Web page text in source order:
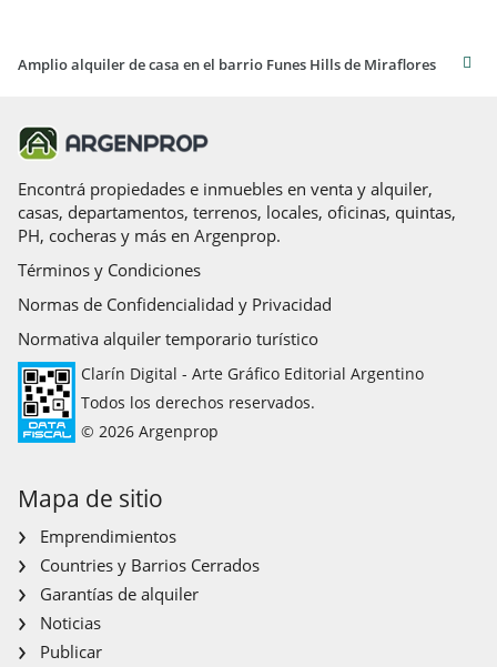
documentación correspondiente, no constituyendo oferta ni
pueden sufrir modificaciones. Las imágenes son de carácter
sido optimizadas o mejoradas digitalmente mediante
inteligencia artificial con fines exclusivamente visuales.
Amplio alquiler de casa en el barrio Funes Hills de Miraflores
Encontrá propiedades e inmuebles en venta y alquiler,
casas, departamentos, terrenos, locales, oficinas, quintas,
PH, cocheras y más en Argenprop.
Términos y Condiciones
Normas de Confidencialidad y Privacidad
Normativa alquiler temporario turístico
Clarín Digital - Arte Gráfico Editorial Argentino
Todos los derechos reservados.
© 2026 Argenprop
Mapa de sitio
Emprendimientos
Countries y Barrios Cerrados
Garantías de alquiler
Noticias
Publicar